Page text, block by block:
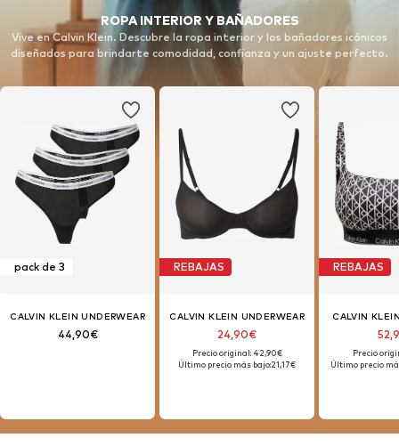
ROPA INTERIOR Y BAÑADORES
Vive en Calvin Klein. Descubre la ropa interior y los bañadores icónicos
diseñados para brindarte comodidad, confianza y un ajuste perfecto.
pack de 3
CALVIN KLEIN UNDERWEAR
44,90€
REBAJAS
CALVIN KLEIN UNDERWEAR
24,90€
Precio original: 42,90€
Último precio más bajo:21,17€
REBAJAS
CALVIN
Precio
Último precio